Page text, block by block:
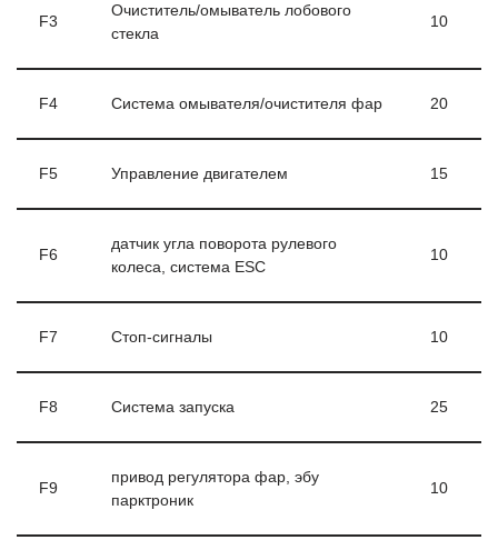
F3
Очиститель/омыватель лобового
стекла
10
F4 Система омывателя/очистителя фар 20
F5 Управление двигателем 15
F6
датчик угла поворота рулевого
колеса, система ESC
10
F7 Стоп-сигналы 10
F8 Система запуска 25
F9
привод регулятора фар, эбу
парктроник
10